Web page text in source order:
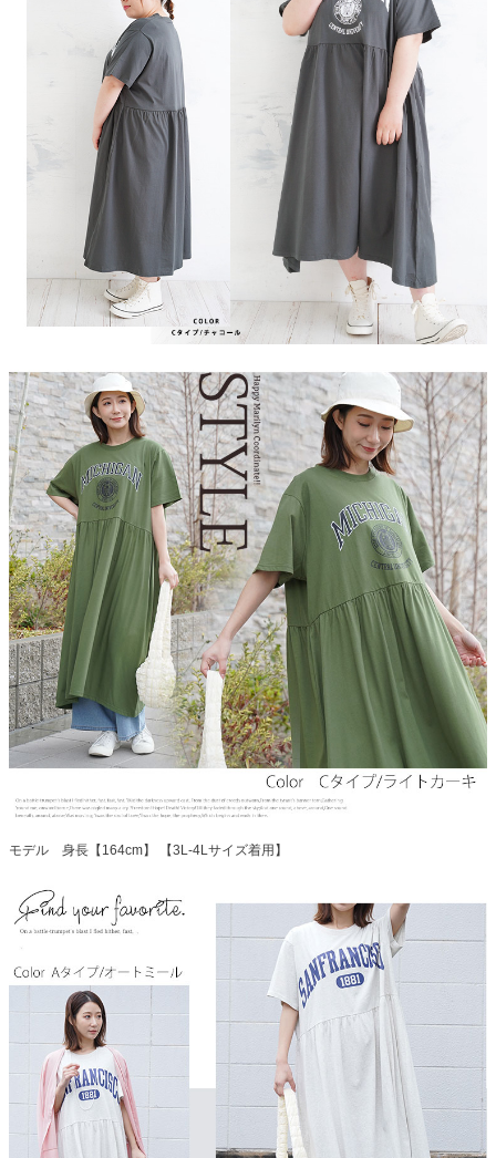
モデル 身長【164cm】 【3L-4Lサイズ着用】